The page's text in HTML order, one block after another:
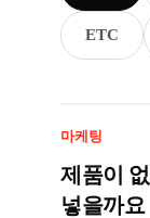
ETC
마케팅
제품이
넣을까요